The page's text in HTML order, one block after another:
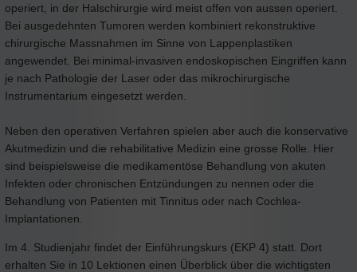
operiert, in der Halschirurgie wird meist offen von aussen operiert.
Bei ausgedehnten Tumoren werden kombiniert rekonstruktive
chirurgische Massnahmen im Sinne von Lappenplastiken
angewendet. Bei minimal-invasiven endoskopischen Eingriffen kann
je nach Pathologie der Laser oder das mikrochirurgische
Instrumentarium eingesetzt werden.
Neben den operativen Verfahren spielen aber auch die konservative
Akutmedizin und die rehabilitative Medizin eine grosse Rolle. Hier
sind beispielsweise die medikamentöse Behandlung von akuten
Infekten oder chronischen Entzündungen zu nennen oder die
Behandlung von Patienten mit Tinnitus oder nach Cochlea-
Implantationen.
Im 4. Studienjahr findet der Einführungskurs (EKP 4) statt. Dort
erhalten Sie in 10 Lektionen einen Überblick über die wichtigsten